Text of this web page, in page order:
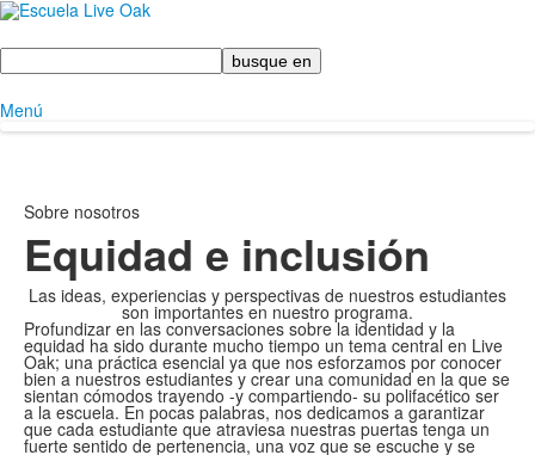
Busque
en
Menú
Sobre nosotros
Equidad e inclusión
Las ideas, experiencias y perspectivas de nuestros estudiantes
son importantes en nuestro programa.
Profundizar en las conversaciones sobre la identidad y la
equidad ha sido durante mucho tiempo un tema central en Live
Oak; una práctica esencial ya que nos esforzamos por conocer
bien a nuestros estudiantes y crear una comunidad en la que se
sientan cómodos trayendo -y compartiendo- su polifacético ser
a la escuela. En pocas palabras, nos dedicamos a garantizar
que cada estudiante que atraviesa nuestras puertas tenga un
fuerte sentido de pertenencia, una voz que se escuche y se